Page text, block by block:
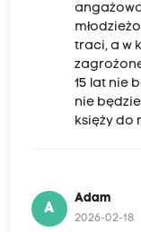
traci, a w
15 lat nie
nie
księży do
A
Adam
2026-02-18